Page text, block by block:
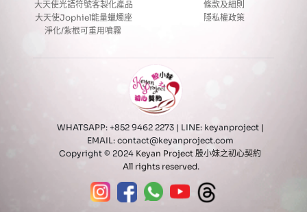
大天使光語符號客製化產品
大天使Jophiel能量蠟燭座
淨化/紮根可重用噴霧
條款及細則
隱私權政策
WHATSAPP: +852 9462 2273 | LINE: keyanproject
EMAIL: contact@keyanproject.com
Copyright © 2024 Keyan Project 殷小妹之初心契約
All rights reserved.